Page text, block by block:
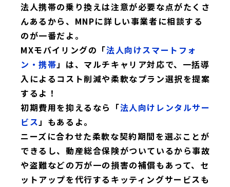
法人携帯の乗り換えは注意が必要な点がたくさ
んあるから、MNPに詳しい事業者に相談する
のが一番だよ。
MXモバイリングの「法人向けスマートフォ
ン・携帯」は、マルチキャリア対応で、一括導
入によるコスト削減や柔軟なプラン選択を提案
するよ！
初期費用を抑えるなら「法人向けレンタルサー
ビス」もあるよ。
ニーズに合わせた柔軟な契約期間を選ぶことが
できるし、動産総合保険がついているから事故
や盗難などの万が一の損害の補償もあって、セ
ットアップを代行するキッティングサービスも